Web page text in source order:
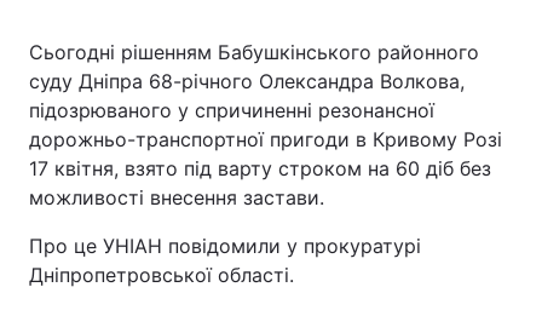
Сьогодні рішенням Бабушкінського районного
суду Дніпра 68-річного Олександра Волкова,
підозрюваного у спричиненні резонансної
дорожньо-транспортної пригоди в Кривому Розі
17 квітня, взято під варту строком на 60 діб без
можливості внесення застави.
Про це УНІАН повідомили у прокуратурі
Дніпропетровської області.